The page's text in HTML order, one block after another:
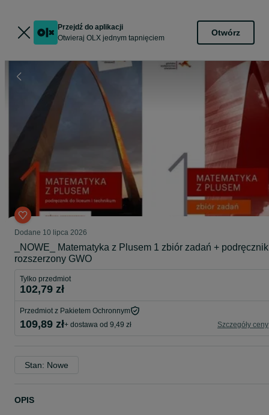
Przejdź do aplikacji
Otwieraj OLX jednym tapnięciem
Otwórz
Dodane 10 lipca 2026
_NOWE_ Matematyka z Plusem 1 zbiór zadań + podręcznik
rozszerzony GWO
Tylko przedmiot
102,79 zł
Przedmiot z Pakietem Ochronnym
109,89 zł+ dostawa od 9,49 zł Szczegóły ceny
Stan: Nowe
OPIS